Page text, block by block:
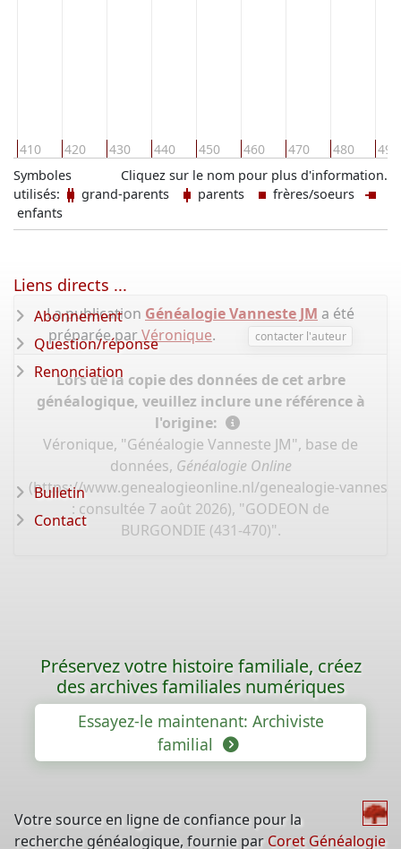
410 420 430 440 450 460 470 480 490
Cliquez sur le nom pour plus d'information.
Symboles
utilisés:
grand-parents parents
frères/soeurs
enfants
La publication Généalogie Vanneste JM a été
préparée parVéronique. contacter l'auteur
Lors de la copie des données de cet arbre
généalogique, veuillez inclure une référence à
l'origine:
Véronique, "Généalogie Vanneste JM", base de
données, Généalogie Online
(https://www.genealogieonline.nl/genealogie-
: consultée 7 août 2026), "GODEON de
BURGONDIE (431-470)".
Liens directs ...
Abonnement
Question/réponse
Renonciation
Bulletin
Contact
Préservez votre histoire familiale, créez
des archives familiales numériques
Essayez-le maintenant: Archiviste
familial
Votre source en ligne de confiance pour la
recherche généalogique, fournie par Coret Généalogie